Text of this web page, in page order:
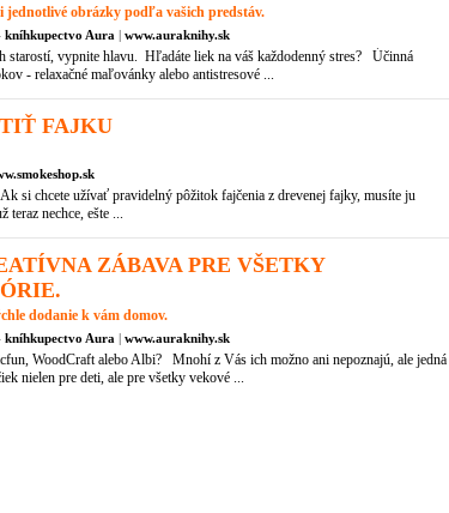
jednotlivé obrázky podľa vašich predstáv.
kníhkupectvo Aura | www.auraknihy.sk
starostí, vypnite hlavu. Hľadáte liek na váš každodenný stres? Účinná
- relaxačné maľovánky alebo antistresové ...
FAJKU
si chcete užívať pravidelný pôžitok fajčenia z drevenej fajky, musíte ju
teraz nechce, ešte ...
ZÁBAVA PRE VŠETKY
dodanie k vám domov.
kníhkupectvo Aura | www.auraknihy.sk
WoodCraft alebo Albi? Mnohí z Vás ich možno ani nepoznajú, ale jedná
nielen pre deti, ale pre všetky vekové ...